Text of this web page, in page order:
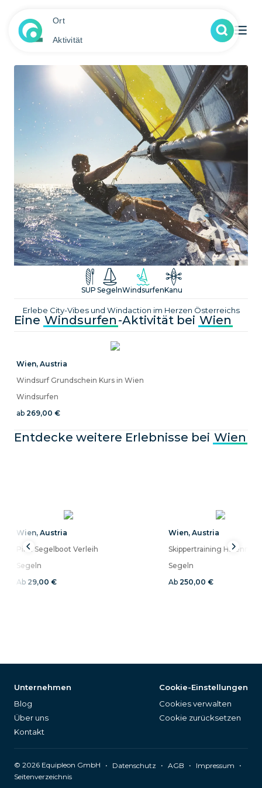
Ort
Aktivität
Windsurfen bei Wien: Kurse & Verleih
Erlebe City-Vibes und Windaction im Herzen Österreichs
SUP SegelnWindsurfenKanu
Eine Windsurfen -Aktivität bei Wien
Wien, Austria
Windsurf Grundschein Kurs in Wien
Windsurfen
ab 269,00 €
Entdecke weitere Erlebnisse bei Wien
Wien, Austria
Pirat Segelboot Verleih
Segeln
Ab 29,00 €
Wien, Austria
Segeln
Ab 250,00 €
Unternehmen
Blog
Über uns
Kontakt
Cookie-Einstellungen
Cookies verwalten
Cookie zurücksetzen
© 2026 Equipleon GmbH • Datenschutz • AGB • Impressum
•
Seitenverzeichnis